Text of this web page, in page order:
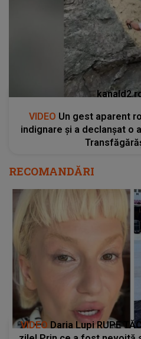
VIDEO Un gest aparent
indignare și a declanșat o
RECOMANDĂRI
VIDEO Daria Lupi RUPE